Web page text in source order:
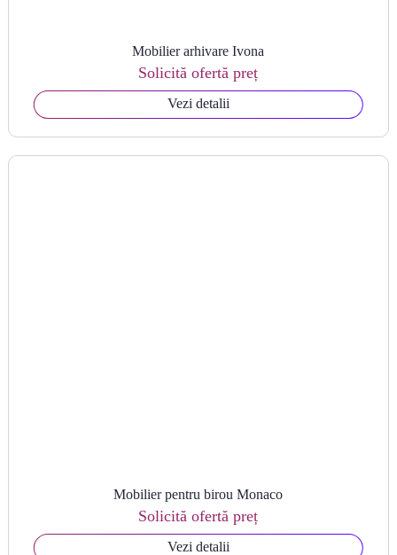
Mobilier arhivare Ivona
Solicită ofertă preț
Vezi detalii
Mobilier pentru birou Monaco
Solicită ofertă preț
Vezi detalii